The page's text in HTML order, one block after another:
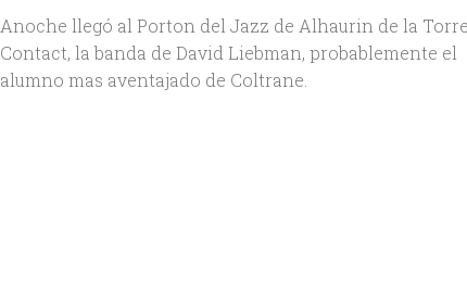
Anoche llegó al Porton del Jazz de Alhaurin de la Torre
Contact, la banda de David Liebman, probablemente el
alumno mas aventajado de Coltrane.